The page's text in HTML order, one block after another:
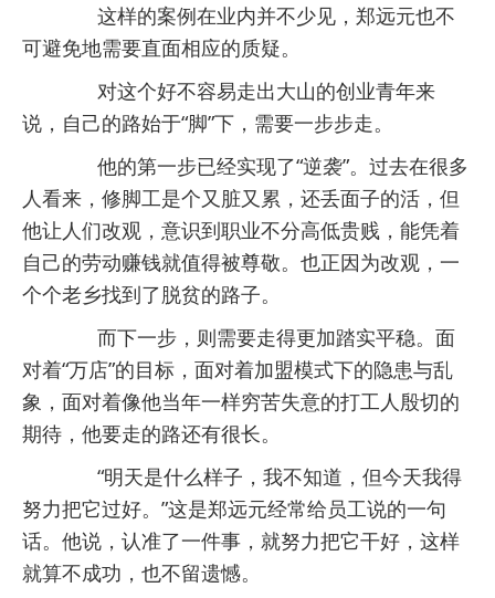
这样的案例在业内并不少见，郑远元也不
可避免地需要直面相应的质疑。
对这个好不容易走出大山的创业青年来
说，自己的路始于“脚”下，需要一步步走。
他的第一步已经实现了“逆袭”。过去在很多
人看来，修脚工是个又脏又累，还丢面子的活，但
他让人们改观，意识到职业不分高低贵贱，能凭着
自己的劳动赚钱就值得被尊敬。也正因为改观，一
个个老乡找到了脱贫的路子。
而下一步，则需要走得更加踏实平稳。面
对着“万店”的目标，面对着加盟模式下的隐患与乱
象，面对着像他当年一样穷苦失意的打工人殷切的
期待，他要走的路还有很长。
“明天是什么样子，我不知道，但今天我得
努力把它过好。”这是郑远元经常给员工说的一句
话。他说，认准了一件事，就努力把它干好，这样
就算不成功，也不留遗憾。